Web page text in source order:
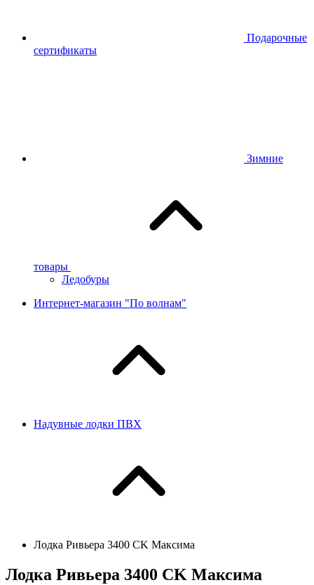
Подарочные
сертификаты
Зимние
товары
Ледобуры
Интернет-магазин "По волнам"
Надувные лодки ПВХ
Лодка Ривьера 3400 CK Максима
Лодка Ривьера 3400 CK Максима